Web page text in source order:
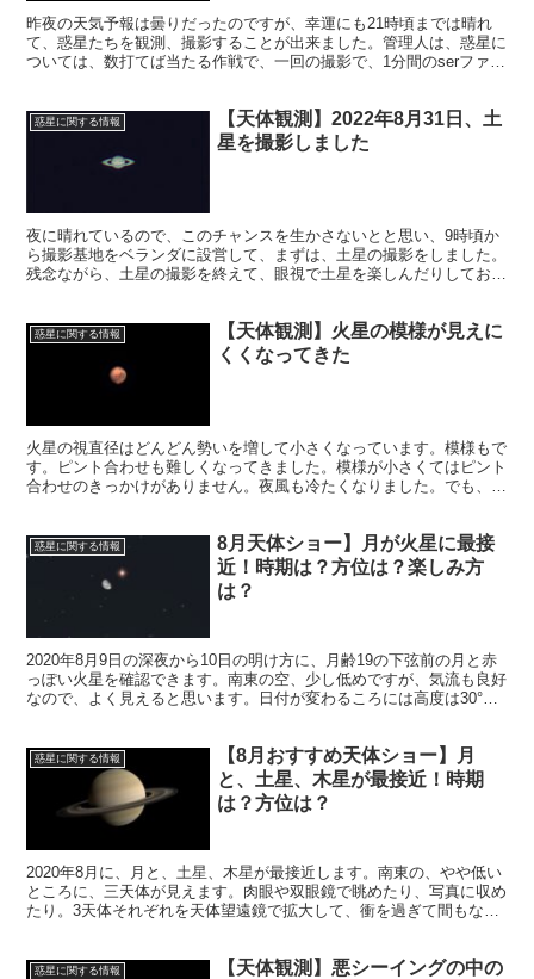
昨夜の天気予報は曇りだったのですが、幸運にも21時頃までは晴れ
て、惑星たちを観測、撮影することが出来ました。管理人は、惑星に
ついては、数打てば当たる作戦で、一回の撮影で、1分間のserファイ
惑星に関する情報
【天体観測】2022年8月31日、土
星を撮影しました
夜に晴れているので、このチャンスを生かさないとと思い、9時頃か
ら撮影基地をベランダに設営して、まずは、土星の撮影をしました。
残念ながら、土星の撮影を終えて、眼視で土星を楽しんだりしており
惑星に関する情報
【天体観測】火星の模様が見えに
くくなってきた
火星の視直径はどんどん勢いを増して小さくなっています。模様もで
す。ピント合わせも難しくなってきました。模様が小さくてはピント
合わせのきっかけがありません。夜風も冷たくなりました。でも、悔
惑星に関する情報
8月天体ショー】月が火星に最接
近！時期は？方位は？楽しみ方
は？
2020年8月9日の深夜から10日の明け方に、月齢19の下弦前の月と赤
っぽい火星を確認できます。南東の空、少し低めですが、気流も良好
なので、よく見えると思います。日付が変わるころには高度は30°く
惑星に関する情報
【8月おすすめ天体ショー】月
と、土星、木星が最接近！時期
は？方位は？
2020年8月に、月と、土星、木星が最接近します。南東の、やや低い
ところに、三天体が見えます。肉眼や双眼鏡で眺めたり、写真に収め
たり。3天体それぞれを天体望遠鏡で拡大して、衝を過ぎて間もない
惑星に関する情報
【天体観測】悪シーイングの中の